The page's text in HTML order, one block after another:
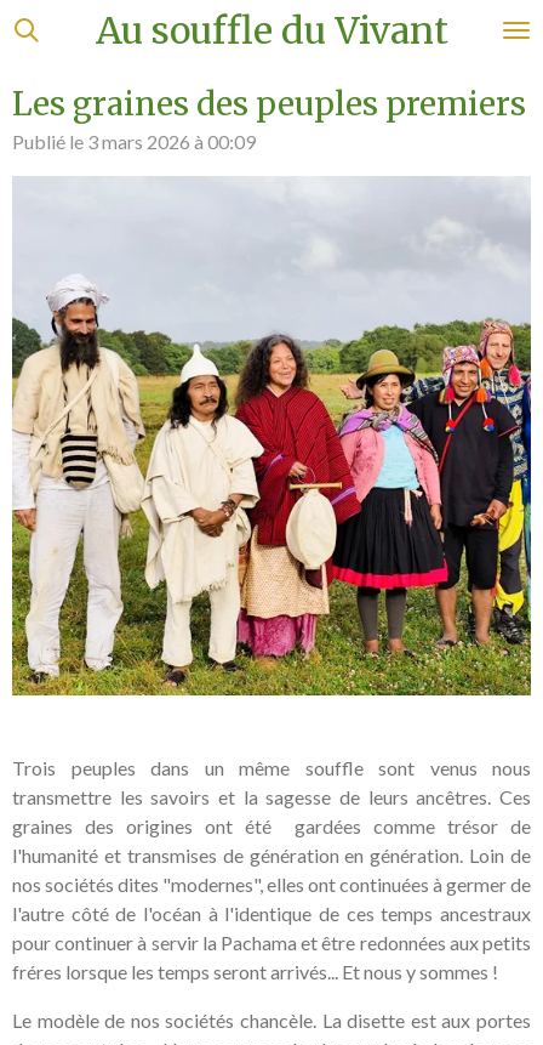
Passer
principal
Au souffle du Vivant
Les graines des peuples premiers
Publié le 3 mars 2026 à 00:09
Trois peuples dans un même souffle sont venus nous
transmettre les savoirs et la sagesse de leurs ancêtres. Ces
graines des origines ont été gardées comme trésor de
l'humanité et transmises de génération en génération. Loin de
nos sociétés dites "modernes", elles ont continuées à germer de
l'autre côté de l'océan à l'identique de ces temps ancestraux
pour continuer à servir la Pachama et être redonnées aux petits
fréres lorsque les temps seront arrivés... Et nous y sommes !
Le modèle de nos sociétés chancèle. La disette est aux portes